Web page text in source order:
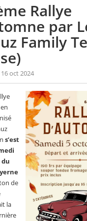
Rallye
par
Family
oct 2024
s’est
du
de
la